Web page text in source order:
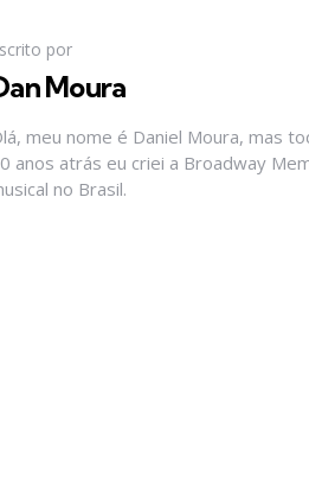
por
Moura
meu nome é Daniel Moura, mas
anos atrás eu criei a Broadway
no Brasil.